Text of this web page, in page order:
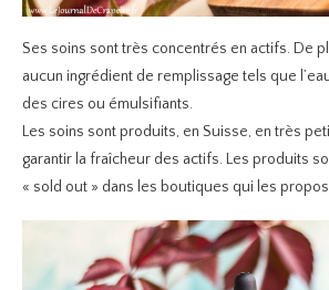
Ses soins sont très concentrés en actifs. De
aucun ingrédient de remplissage tels que
des cires ou émulsifiants.
Les soins sont produits, en Suisse, en très
garantir la fraîcheur des actifs. Les produits
« sold out » dans les boutiques qui les